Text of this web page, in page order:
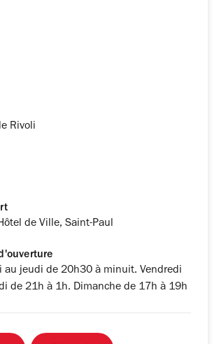
Rivoli
de Ville, Saint-Paul
au jeudi de 20h30 à minuit. Vendredi
de 21h à 1h. Dimanche de 17h à 19h